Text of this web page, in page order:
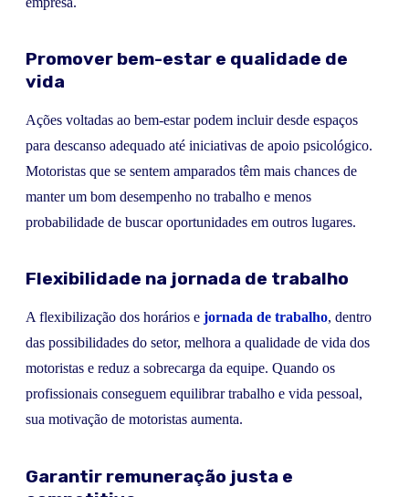
Promover bem-estar e qualidade de
vida
Ações voltadas ao bem-estar podem incluir desde espaços
para descanso adequado até iniciativas de apoio psicológico.
Motoristas que se sentem amparados têm mais chances de
manter um bom desempenho no trabalho e menos
probabilidade de buscar oportunidades em outros lugares.
Flexibilidade na jornada de trabalho
A flexibilização dos horários e jornada de trabalho, dentro
das possibilidades do setor, melhora a qualidade de vida dos
motoristas e reduz a sobrecarga da equipe. Quando os
profissionais conseguem equilibrar trabalho e vida pessoal,
sua motivação de motoristas aumenta.
Garantir remuneração justa e